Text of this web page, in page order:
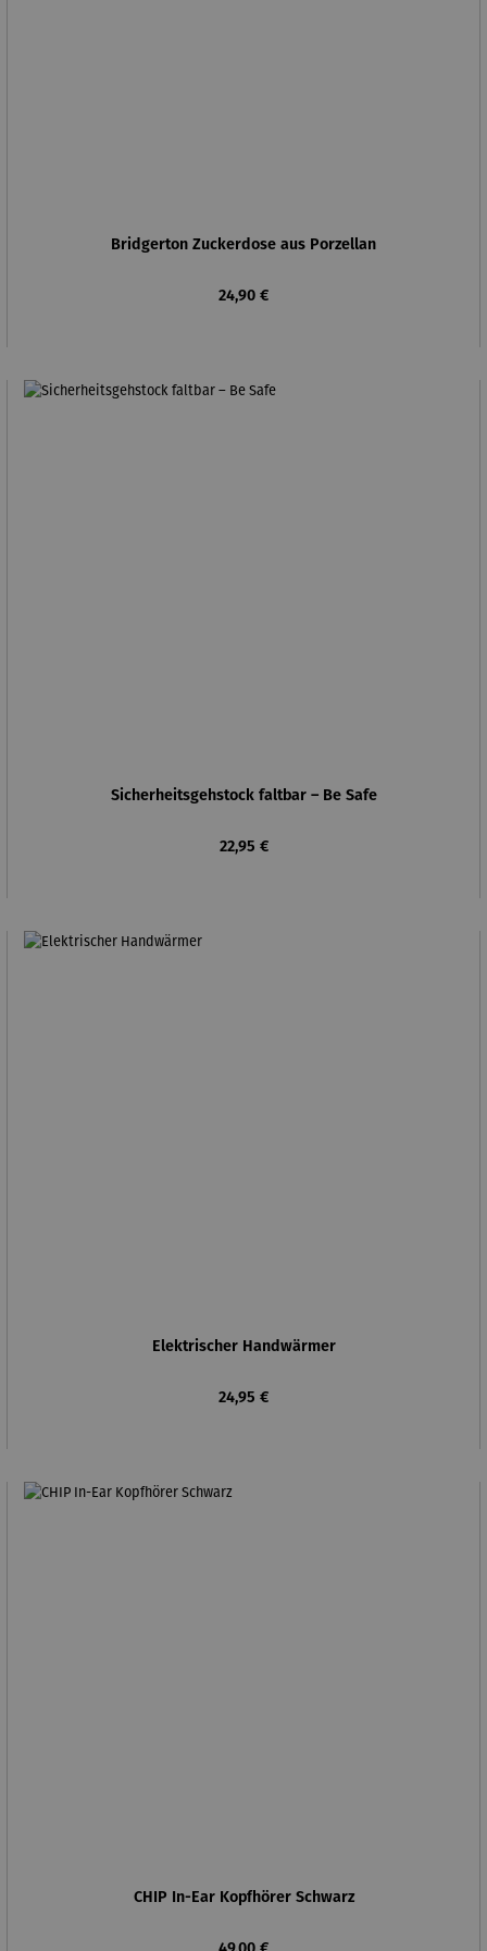
Bridgerton Zuckerdose aus Porzellan
Regulärer Preis:
24,90 €
Sicherheitsgehstock faltbar – Be Safe
Regulärer Preis:
22,95 €
Elektrischer Handwärmer
Regulärer Preis:
24,95 €
CHIP In-Ear Kopfhörer Schwarz
Regulärer Preis: